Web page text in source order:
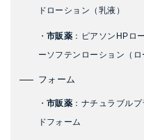
ドローション（乳液）
・ 市販薬 ：ピアソンHP
ーソフテンローション（ロ
フォーム
・ 市販薬 ：ナチュラブル
ドフォーム